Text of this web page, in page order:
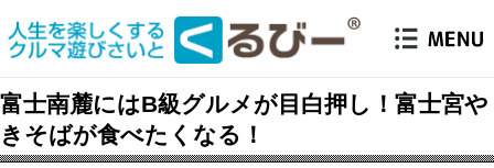
富士南麓にはB級グルメが目白押し！富士宮や
きそばが食べたくなる！